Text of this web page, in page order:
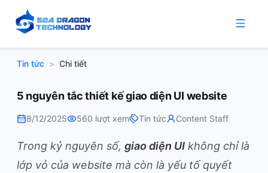
Tin tức > Chi tiết
5 nguyên tắc thiết kế giao diện UI website
8/12/2025 560 lượt xem Tin tức Content Staff
Trong kỷ nguyên số, giao diện UI không chỉ là
lớp vỏ của website mà còn là yếu tố quyết